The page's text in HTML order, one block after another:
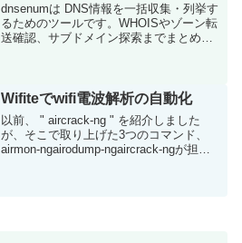
dnsenumは DNS情報を一括収集・列挙す
るためのツールです。WHOISやゾーン転
送確認、サブドメイン探索までまとめて
Wifiteでwifi電波解析の自動化
以前、 " aircrack-ng " を紹介しました
が、そこで取り上げた3つのコマンド、
airmon-ngairodump-ngaircrack-ngが担当